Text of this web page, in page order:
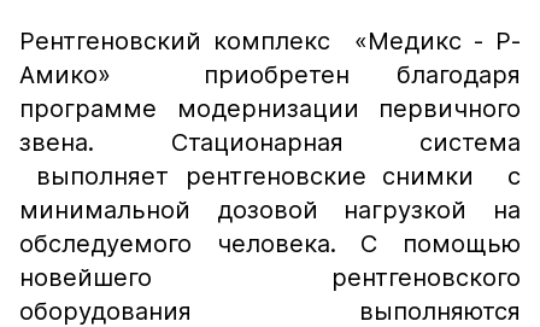
Рентгеновский комплекс «Медикс - Р-
Амико» приобретен благодаря
программе модернизации первичного
звена. Стационарная система
выполняет рентгеновские снимки с
минимальной дозовой нагрузкой на
обследуемого человека. С помощью
новейшего рентгеновского
оборудования выполняются